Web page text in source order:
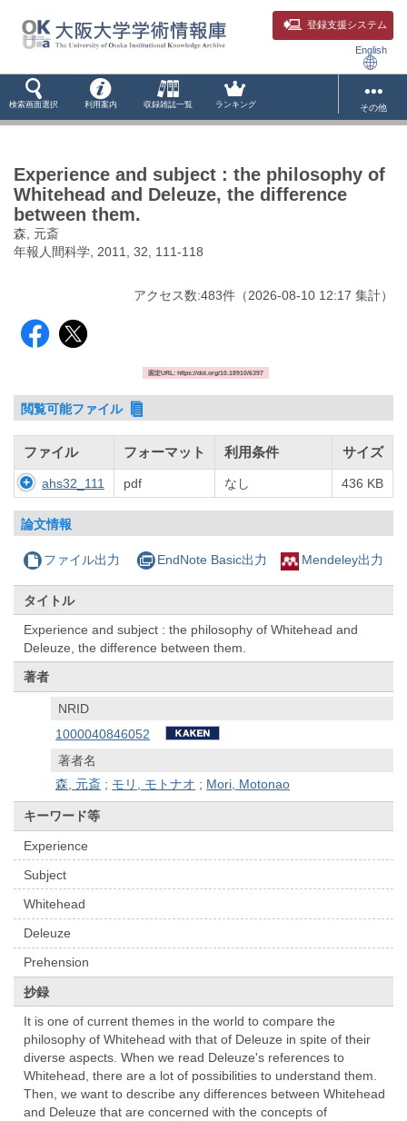
登録支援システム
English
検索画面選択 利用案内 収録雑誌一覧 ランキング その他
Experience and subject : the philosophy of
Whitehead and Deleuze, the difference
between them.
森, 元斎
年報人間科学, 2011, 32, 111-118
アクセス数:483件 （2026-08-10 12:17 集計）
固定URL: https://doi.org/10.18910/6397
閲覧可能ファイル
ファイル フォーマット 利用条件 サイズ
ahs32_111 pdf なし 436 KB
論文情報
ファイル出力 EndNote Basic出力 Mendeley出力
タイトル
Experience and subject : the philosophy of Whitehead and
Deleuze, the difference between them.
著者
NRID
1000040846052
著者名
森, 元斎 ; モリ, モトナオ ; Mori, Motonao
キーワード等
Experience
Subject
Whitehead
Deleuze
Prehension
抄録
It is one of current themes in the world to compare the
philosophy of Whitehead with that of Deleuze in spite of their
diverse aspects. When we read Deleuze's references to
Whitehead, there are a lot of possibilities to understand them.
Then, we want to describe any differences between Whitehead
and Deleuze that are concerned with the concepts of